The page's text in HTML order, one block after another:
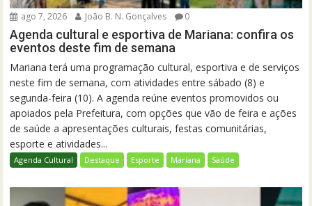
ago 7, 2026 João B. N. Gonçalves 0
Agenda cultural e esportiva de Mariana: confira os
eventos deste fim de semana
Mariana terá uma programação cultural, esportiva e de serviços
neste fim de semana, com atividades entre sábado (8) e
segunda-feira (10). A agenda reúne eventos promovidos ou
apoiados pela Prefeitura, com opções que vão de feira e ações
de saúde a apresentações culturais, festas comunitárias,
esporte e atividades...
Agenda Cultural Destaque Esporte Mariana Saúde